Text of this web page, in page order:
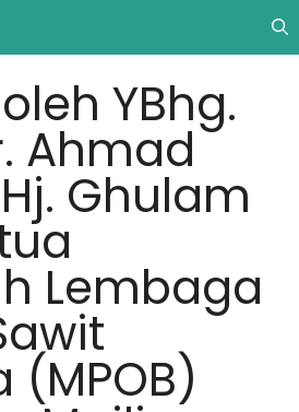
YBhg.
Ahmad
Ghulam
Lembaga
(MPOB)